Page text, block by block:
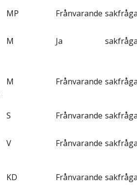
MP Frånvarande
M Ja
M Frånvarande
S Frånvarande
V Frånvarande
KD Frånvarande